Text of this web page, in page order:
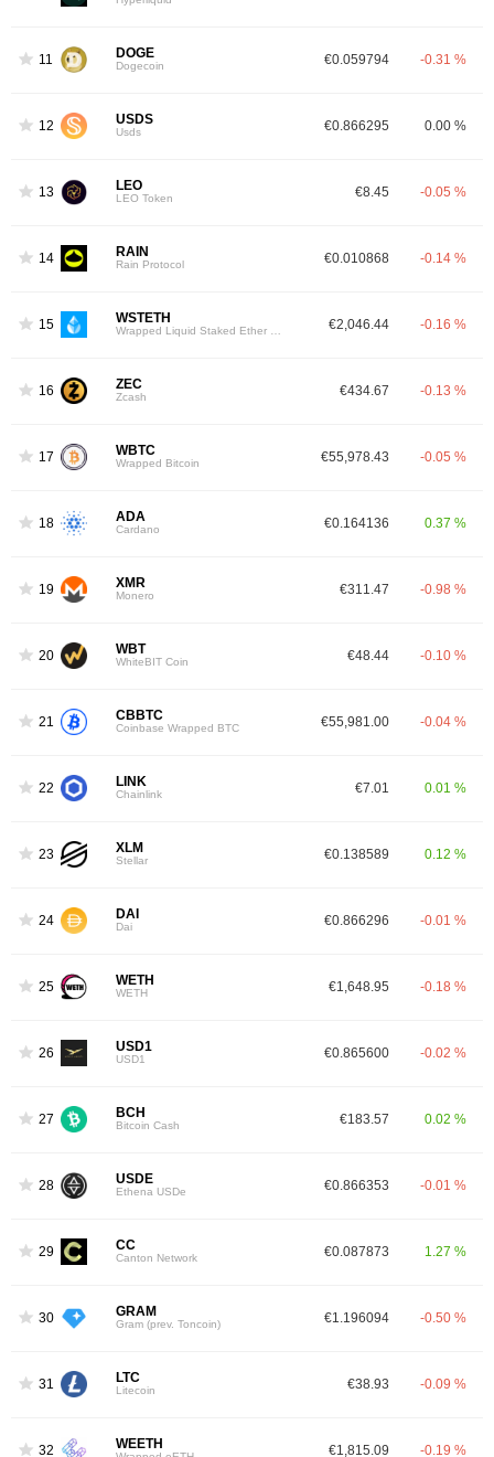
11 DOGE
Dogecoin €0.059794 -0.31 %
12 USDS
Usds €0.866295 0.00 %
13 LEO
LEO Token €8.45 -0.05 %
14 RAIN
Rain Protocol €0.010868 -0.14 %
15 WSTETH €2,046.44 -0.16 %
16 ZEC
Zcash €434.67 -0.13 %
17 WBTC
Wrapped Bitcoin €55,978.43 -0.05 %
18 ADA
Cardano €0.164136 0.37 %
19 XMR
Monero €311.47 -0.98 %
20 WBT
WhiteBIT Coin €48.44 -0.10 %
21 CBBTC
Coinbase Wrapped BTC €55,981.00 -0.04 %
22 LINK
Chainlink €7.01 0.01 %
23 XLM
Stellar €0.138589 0.12 %
24 DAI
Dai €0.866296 -0.01 %
25 WETH
WETH €1,648.95 -0.18 %
26 USD1
USD1 €0.865600 -0.02 %
27 BCH
Bitcoin Cash €183.57 0.02 %
28 USDE
Ethena USDe €0.866353 -0.01 %
29 CC
Canton Network €0.087873 1.27 %
30 GRAM
Gram (prev. Toncoin) €1.196094 -0.50 %
31 LTC
Litecoin €38.93 -0.09 %
32 WEETH €1,815.09 -0.19 %